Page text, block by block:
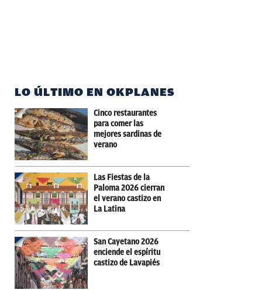
LO ÚLTIMO EN OKPLANES
Cinco restaurantes
para comer las
mejores sardinas de
verano
Las Fiestas de la
Paloma 2026 cierran
el verano castizo en
La Latina
San Cayetano 2026
enciende el espíritu
castizo de Lavapiés